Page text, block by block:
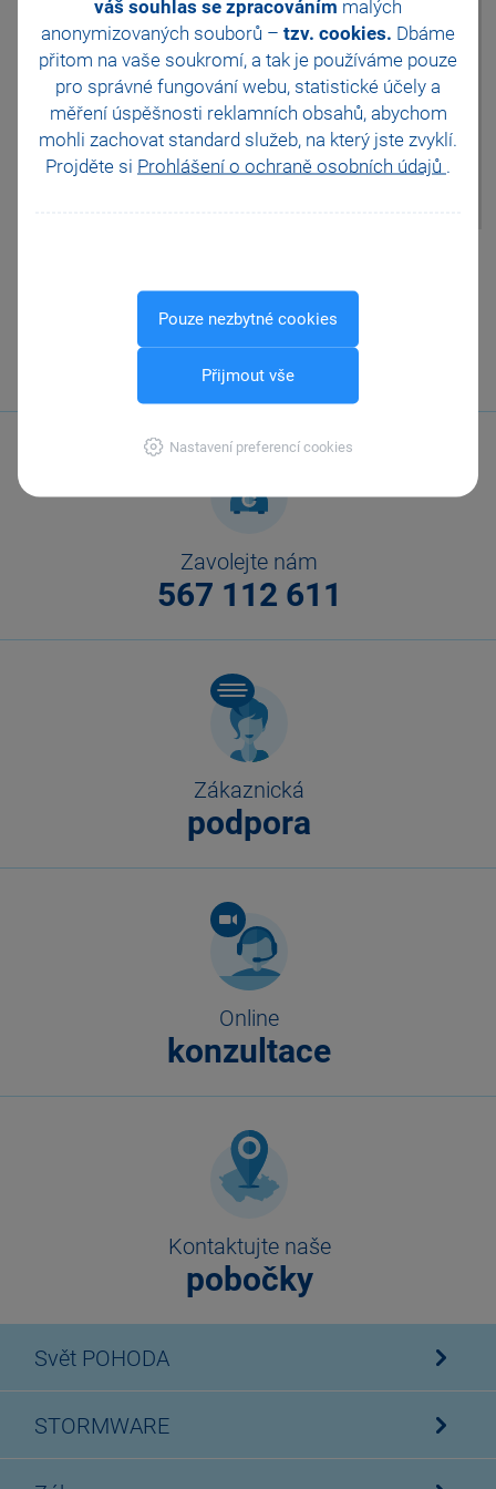
váš souhlas se zpracováním malých
anonymizovaných souborů – tzv. cookies. Dbáme
přitom na vaše soukromí, a tak je používáme pouze
pro správné fungování webu, statistické účely a
měření úspěšnosti reklamních obsahů, abychom
mohli zachovat standard služeb, na který jste zvyklí.
Projděte si Prohlášení o ochraně osobních údajů .
Pouze nezbytné cookies
Přijmout vše
Nastavení preferencí cookies
které se rovnají daňovým
odpisům, pak je třeba v sekci
Odpisy majetku doplnit hodnotu
účetních odpisů. V poli Rozdíl
účetních a daňových odpisů
bude poté nula. Následně bude
i v sekci Výsledek
hospodaření nulová hodnota v
Ne
Zavolejte nám
567 112 611
Zákaznická
podpora
Online
konzultace
Kontaktujte naše
pobočky
Svět POHODA
STORMWARE